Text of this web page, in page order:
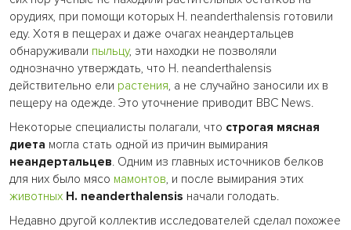
орудиях, при помощи которых H. neanderthalensis готовили
еду. Хотя в пещерах и даже очагах неандертальцев
обнаруживали пыльцу, эти находки не позволяли
однозначно утверждать, что H. neanderthalensis
действительно ели растения, а не случайно заносили их в
пещеру на одежде. Это уточнение приводит BBC News.
Некоторые специалисты полагали, что строгая мясная
диета могла стать одной из причин вымирания
неандертальцев. Одним из главных источников белков
для них было мясо мамонтов, и после вымирания этих
животных H. neanderthalensis начали голодать.
Недавно другой коллектив исследователей сделал похожее